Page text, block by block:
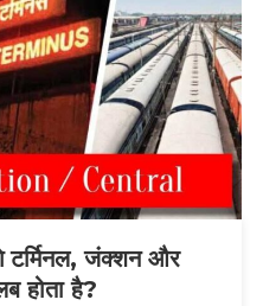
जंक्शन और
होता है?